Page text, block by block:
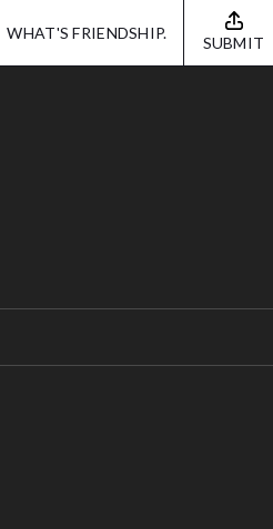
WHAT'S FRIENDSHIP. SUBMIT